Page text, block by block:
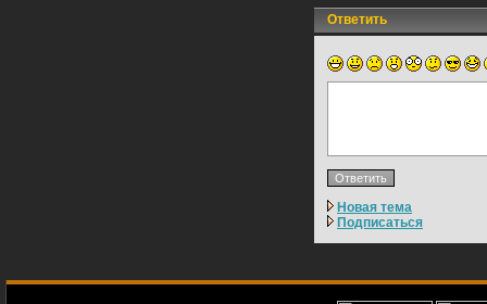
Ответить
Новая тема
Подписаться